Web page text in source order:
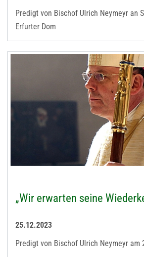
Predigt von Bischof Ulrich Neymeyr an
Erfurter Dom
„Wir erwarten seine
25.12.2023
Predigt von Bischof Ulrich Neymeyr am